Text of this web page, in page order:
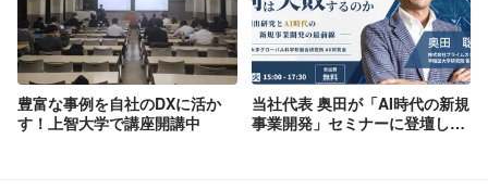
豊富な事例を自社のDXに活か
す！上智大学で講座開講中
当社代表 奥田が「AI時代の新規
事業開発」セミナーに登壇しま